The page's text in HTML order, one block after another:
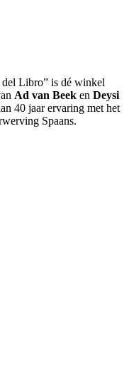
Libro” is dé winkel
Ad van Beek en Deysi
40 jaar ervaring met het
Spaans.